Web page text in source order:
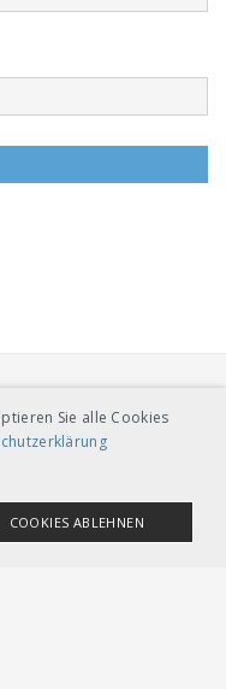
Sie alle Cookies
COOKIES ABLEHNEN